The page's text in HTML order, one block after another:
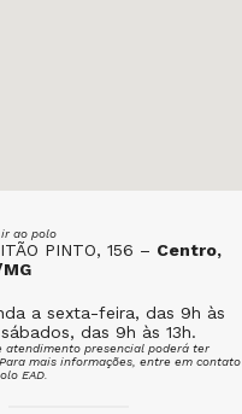
ao polo
PINTO, 156 – Centro,
a sexta-feira, das 9h às
das 9h às 13h.
atendimento presencial poderá ter
mais informações, entre em contato
EAD.